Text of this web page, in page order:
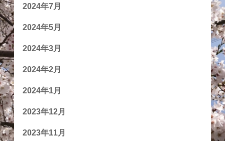
2024年7月
2024年5月
2024年3月
2024年2月
2024年1月
2023年12月
2023年11月